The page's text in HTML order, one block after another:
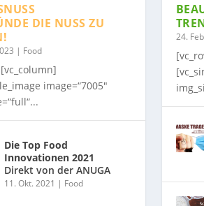
DIE NUSS ZU
| Food
image=“7005″
Die Top Food
Innovationen 2021
Direkt von der ANUGA
11. Okt. 2021 | Food
24.